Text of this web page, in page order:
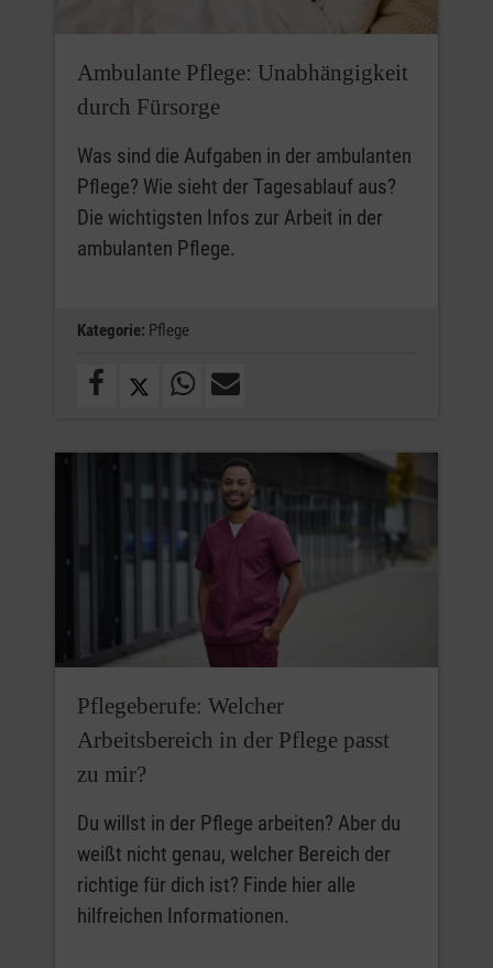
Ambulante Pflege: Unabhängigkeit
durch Fürsorge
Was sind die Aufgaben in der ambulanten
Pflege? Wie sieht der Tagesablauf aus?
Die wichtigsten Infos zur Arbeit in der
ambulanten Pflege.
Kategorie: Pflege
Pflegeberufe: Welcher
Arbeitsbereich in der Pflege passt
zu mir?
Du willst in der Pflege arbeiten? Aber du
weißt nicht genau, welcher Bereich der
richtige für dich ist? Finde hier alle
hilfreichen Informationen.